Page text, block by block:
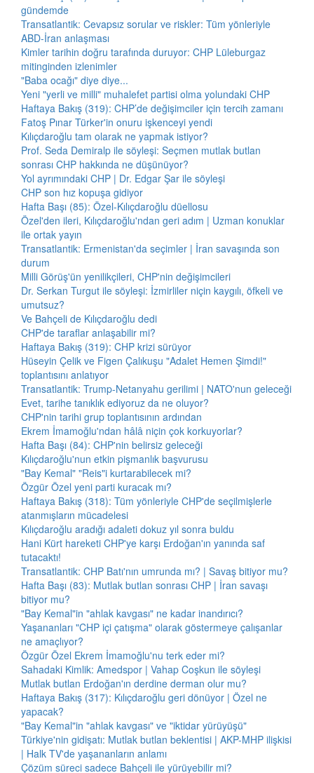
gündemde
Transatlantik: Cevapsız sorular ve riskler: Tüm yönleriyle
ABD-İran anlaşması
Kimler tarihin doğru tarafında duruyor: CHP Lüleburgaz
mitinginden izlenimler
"Baba ocağı" diye diye...
Yeni "yerli ve milli" muhalefet partisi olma yolundaki CHP
Haftaya Bakış (319): CHP’de değişimciler için tercih zamanı
Fatoş Pınar Türker'in onuru işkenceyi yendi
Kılıçdaroğlu tam olarak ne yapmak istiyor?
Prof. Seda Demiralp ile söyleşi: Seçmen mutlak butlan
sonrası CHP hakkında ne düşünüyor?
Yol ayrımındaki CHP | Dr. Edgar Şar ile söyleşi
CHP son hız kopuşa gidiyor
Hafta Başı (85): Özel-Kılıçdaroğlu düellosu
Özel'den ileri, Kılıçdaroğlu'ndan geri adım | Uzman konuklar
ile ortak yayın
Transatlantik: Ermenistan'da seçimler | İran savaşında son
durum
Milli Görüş'ün yenilikçileri, CHP'nin değişimcileri
Dr. Serkan Turgut ile söyleşi: İzmirliler niçin kaygılı, öfkeli ve
umutsuz?
Ve Bahçeli de Kılıçdaroğlu dedi
CHP'de taraflar anlaşabilir mi?
Haftaya Bakış (319): CHP krizi sürüyor
Hüseyin Çelik ve Figen Çalıkuşu "Adalet Hemen Şimdi!"
toplantısını anlatıyor
Transatlantik: Trump-Netanyahu gerilimi | NATO'nun geleceği
Evet, tarihe tanıklık ediyoruz da ne oluyor?
CHP'nin tarihi grup toplantısının ardından
Ekrem İmamoğlu'ndan hâlâ niçin çok korkuyorlar?
Hafta Başı (84): CHP'nin belirsiz geleceği
Kılıçdaroğlu'nun etkin pişmanlık başvurusu
"Bay Kemal" "Reis"i kurtarabilecek mi?
Özgür Özel yeni parti kuracak mı?
Haftaya Bakış (318): Tüm yönleriyle CHP'de seçilmişlerle
atanmışların mücadelesi
Kılıçdaroğlu aradığı adaleti dokuz yıl sonra buldu
Hani Kürt hareketi CHP'ye karşı Erdoğan'ın yanında saf
tutacaktı!
Transatlantik: CHP Batı'nın umrunda mı? | Savaş bitiyor mu?
Hafta Başı (83): Mutlak butlan sonrası CHP | İran savaşı
bitiyor mu?
"Bay Kemal"in "ahlak kavgası" ne kadar inandırıcı?
Yaşananları "CHP içi çatışma" olarak göstermeye çalışanlar
ne amaçlıyor?
Özgür Özel Ekrem İmamoğlu'nu terk eder mi?
Sahadaki Kimlik: Amedspor | Vahap Coşkun ile söyleşi
Mutlak butlan Erdoğan'ın derdine derman olur mu?
Haftaya Bakış (317): Kılıçdaroğlu geri dönüyor | Özel ne
yapacak?
"Bay Kemal"in "ahlak kavgası" ve "iktidar yürüyüşü"
Türkiye'nin gidişatı: Mutlak butlan beklentisi | AKP-MHP ilişkisi
| Halk TV'de yaşananların anlamı
Çözüm süreci sadece Bahçeli ile yürüyebilir mi?